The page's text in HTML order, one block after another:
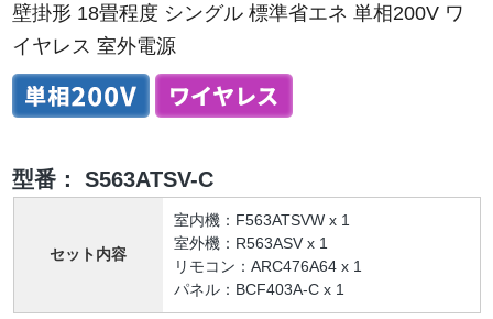
壁掛形 18畳程度 シングル 標準省エネ 単相200V ワ
イヤレス 室外電源
型番： S563ATSV-C
セット内容
室内機：F563ATSVW x 1
室外機：R563ASV x 1
リモコン：ARC476A64 x 1
パネル：BCF403A-C x 1